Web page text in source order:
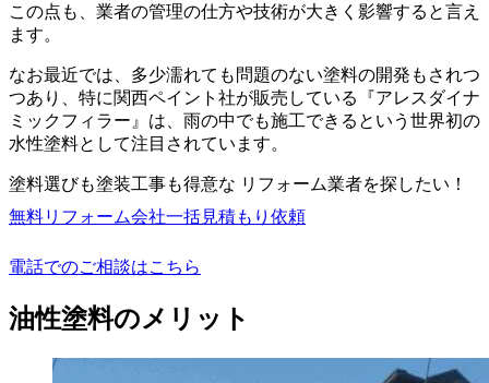
この点も、業者の管理の仕方や技術が大きく影響すると言え
ます。
なお最近では、多少濡れても問題のない塗料の開発もされつ
つあり、特に関西ペイント社が販売している『アレスダイナ
ミックフィラー』は、雨の中でも施工できるという世界初の
水性塗料として注目されています。
塗料選びも塗装工事も得意な リフォーム業者を探したい！
無料リフォーム会社一括見積もり依頼
電話でのご相談はこちら
油性塗料のメリット